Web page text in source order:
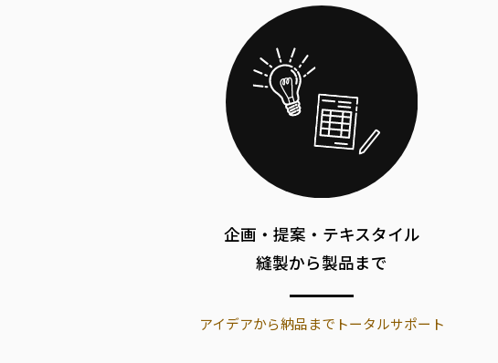
企画・提案・テキスタイル
縫製から製品まで
アイデアから納品までトータルサポート